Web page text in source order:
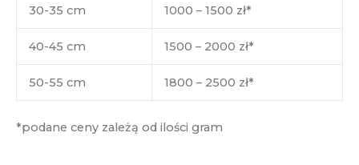
30-35 cm 1000 – 1500 zł*
40-45 cm 1500 – 2000 zł*
50-55 cm 1800 – 2500 zł*
*podane ceny zależą od ilości gram